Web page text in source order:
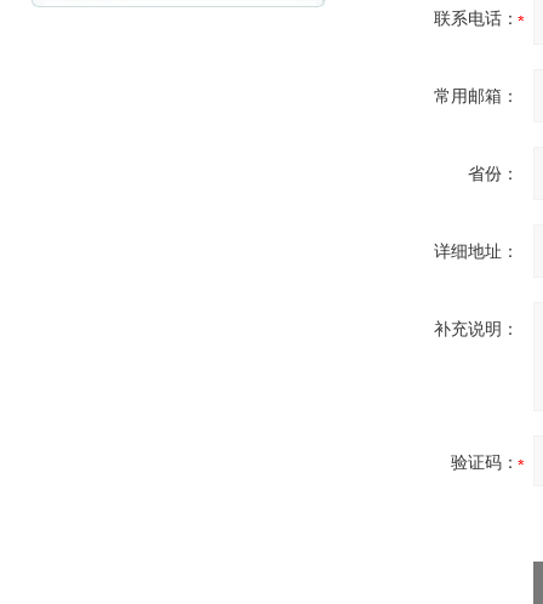
联系电话：
常用邮箱：
省份：
详细地址：
补充说明：
验证码：